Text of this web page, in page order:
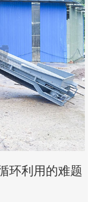
环利用的难题